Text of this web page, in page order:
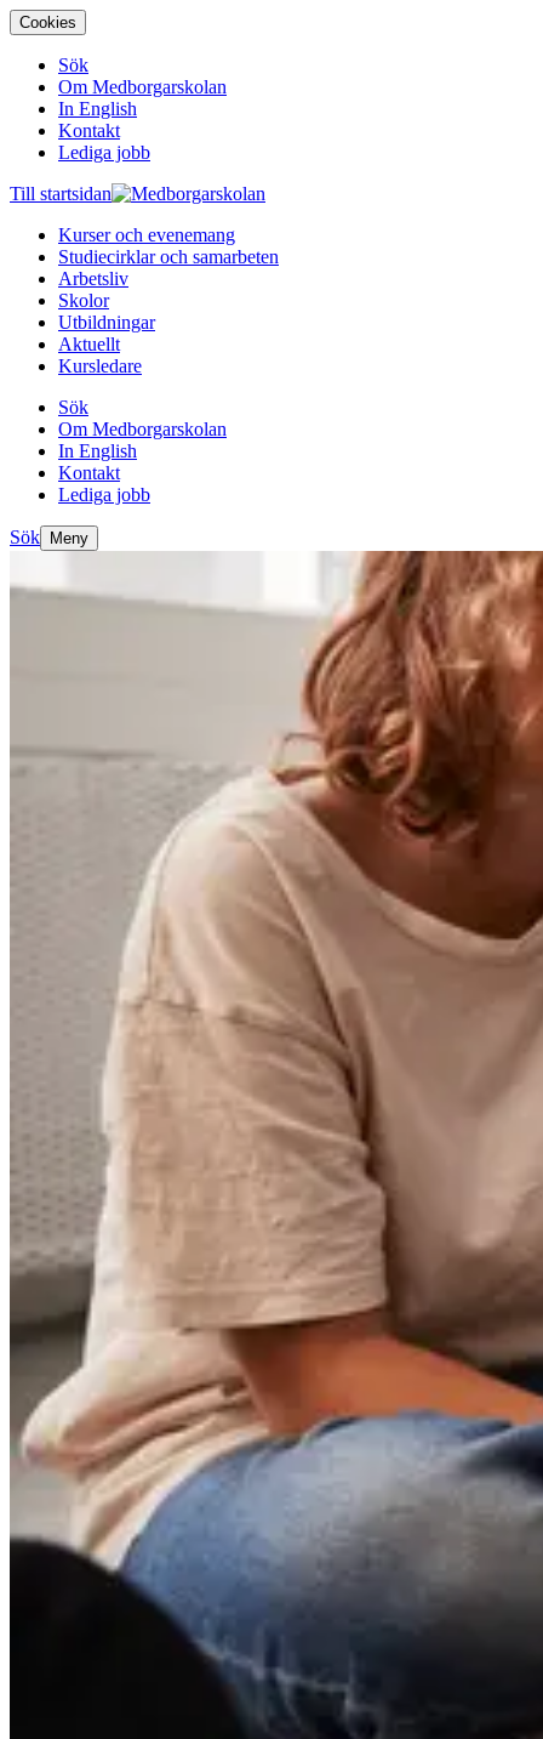
Cookies
Sök
Om Medborgarskolan
In English
Kontakt
Lediga jobb
Till startsidan
Kurser och evenemang
Studiecirklar och samarbeten
Arbetsliv
Skolor
Utbildningar
Aktuellt
Kursledare
Sök
Om Medborgarskolan
In English
Kontakt
Lediga jobb
Sök Meny